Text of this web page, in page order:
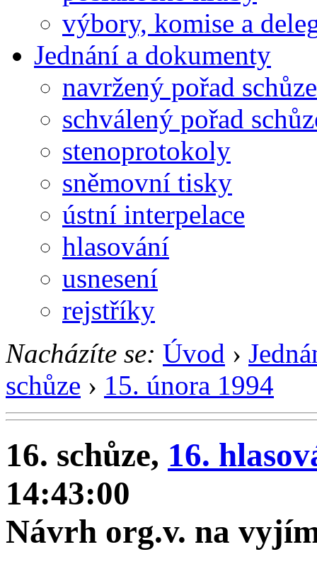
výbory, komise a
Jednání a dokumenty
navržený pořad schůze
schválený pořad
stenoprotokoly
sněmovní tisky
ústní interpelace
hlasování
usnesení
rejstříky
Nacházíte se: Úvod ›
schůze › 15. února 1994
16. schůze, 16.
14:43:00
Návrh org.v. na